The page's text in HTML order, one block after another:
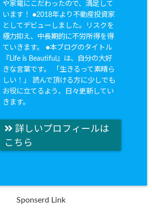
や家電にこだわったので、満足して
います！ ●2018年より不動産投資家
としてデビューしました。リスクを
極力抑え、中長期的に不労所得を得
ていきます。 ●本ブログのタイトル
『Life is Beautiful』は、自分の大好
きな言葉です。 「生きるって素晴ら
しい！」 読んで頂ける方に少しでも
お役に立てるよう、日々更新してい
きます。
詳しいプロフィールは
こちら
Sponserd Link